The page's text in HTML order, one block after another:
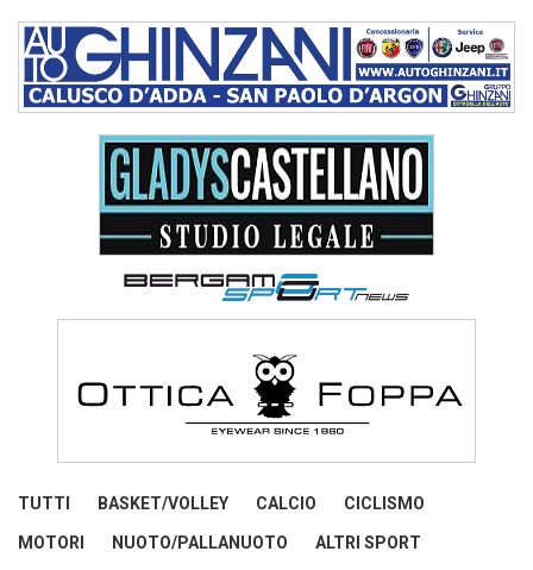
TUTTI BASKET/VOLLEY CALCIO CICLISMO
MOTORI NUOTO/PALLANUOTO ALTRI SPORT